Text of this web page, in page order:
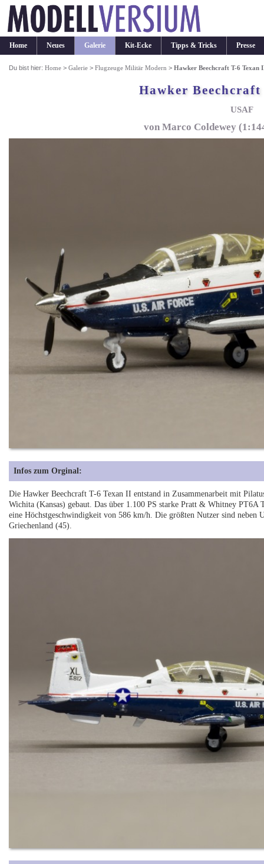
Home Neues Galerie Kit-Ecke Tipps & Tricks Presse
Du bist hier:Home >Galerie >Flugzeuge Militär Modern >Hawker Beechcraft T-6 Texan
Hawker
USAF
von Marco Coldewey
Infos zum Orginal:
Die Hawker Beechcraft T-6 Texan II entstand in Zusammenarbeit mit
Wichita (Kansas) gebaut. Das über 1.100 PS starke Pratt & Whitney
eine Höchstgeschwindigkeit von 586 km/h. Die größten Nutzer sind
Griechenland (45).